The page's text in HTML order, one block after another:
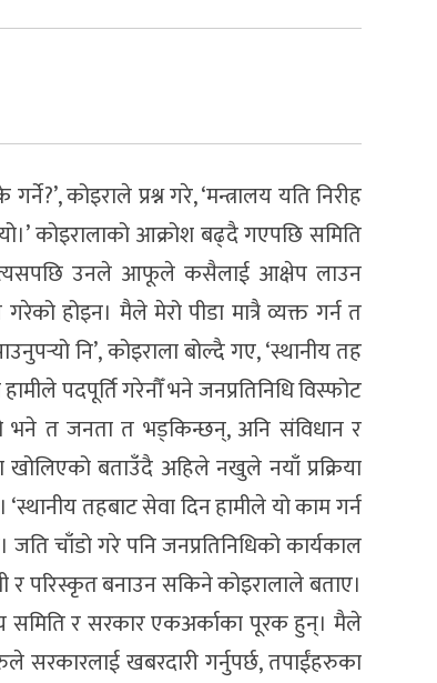
कोइराले प्रश्न गरे, ‘मन्त्रालय यति निरीह
कोइरालाको आक्रोश बढ्दै गएपछि समिति
त्यसपछि उनले आफूले कसैलाई आक्षेप लाउन
होइन। मैले मेरो पीडा मात्रै व्यक्त गर्न त
नि’, कोइराला बोल्दै गए, ‘स्थानीय तह
पदपूर्ति गरेनौँ भने जनप्रतिनिधि विस्फोट
भने त जनता त भड्किन्छन्, अनि संविधान र
बताउँदै अहिले नखुले नयाँ प्रक्रिया
‘स्थानीय तहबाट सेवा दिन हामीले यो काम गर्न
चाँडो गरे पनि जनप्रतिनिधिको कार्यकाल
र परिस्कृत बनाउन सकिने कोइरालाले बताए।
समिति र सरकार एकअर्काका पूरक हुन्। मैले
सरकारलाई खबरदारी गर्नुपर्छ, तपाईंहरुका